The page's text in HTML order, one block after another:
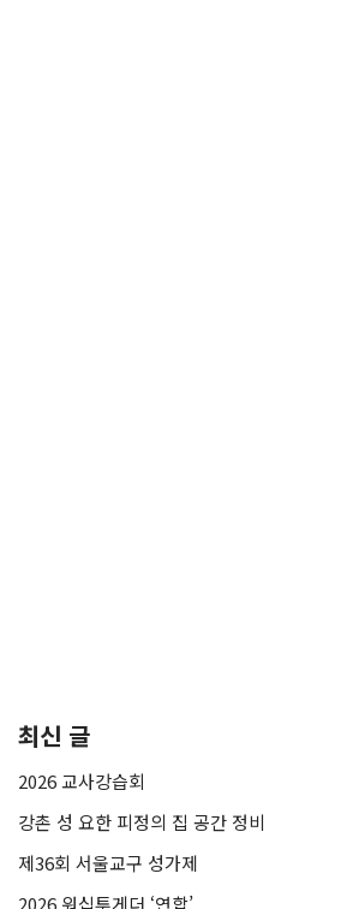
최신 글
2026 교사강습회
강촌 성 요한 피정의 집 공간 정비
제36회 서울교구 성가제
2026 워십투게더 ‘연합’